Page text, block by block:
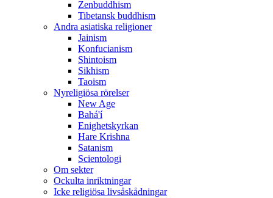
Zenbuddhism
Tibetansk buddhism
Andra asiatiska religioner
Jainism
Konfucianism
Shintoism
Sikhism
Taoism
Nyreligiösa rörelser
New Age
Bahá'í
Enighetskyrkan
Hare Krishna
Satanism
Scientologi
Om sekter
Ockulta inriktningar
Icke religiösa livsåskådningar